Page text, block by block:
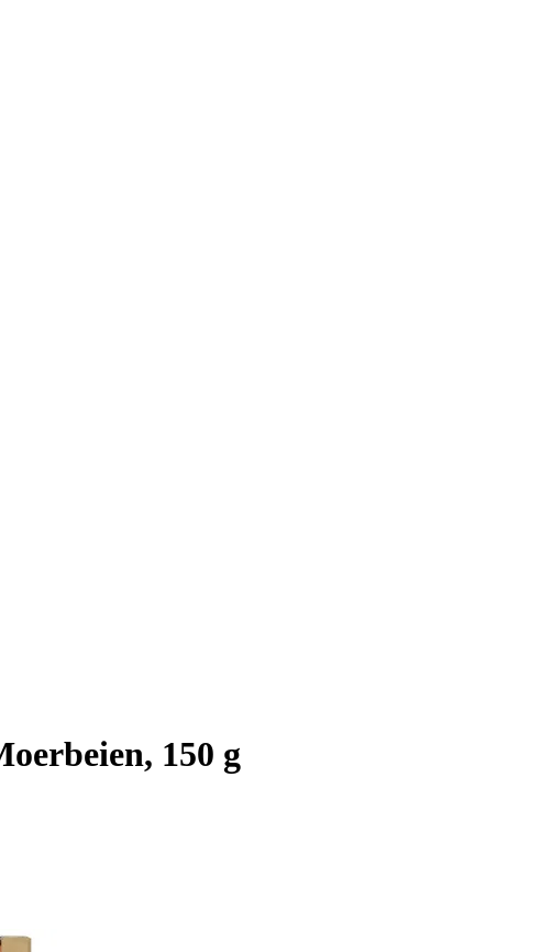
150 g